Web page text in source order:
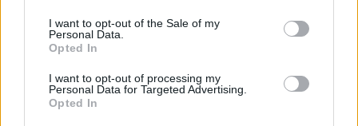
I want to opt-out of the Sale of my
Personal Data.
Opted In
I want to opt-out of processing my
Personal Data for Targeted Advertising.
Opted In